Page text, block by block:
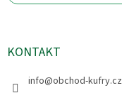
KONTAKT
info@obchod-kufry.cz